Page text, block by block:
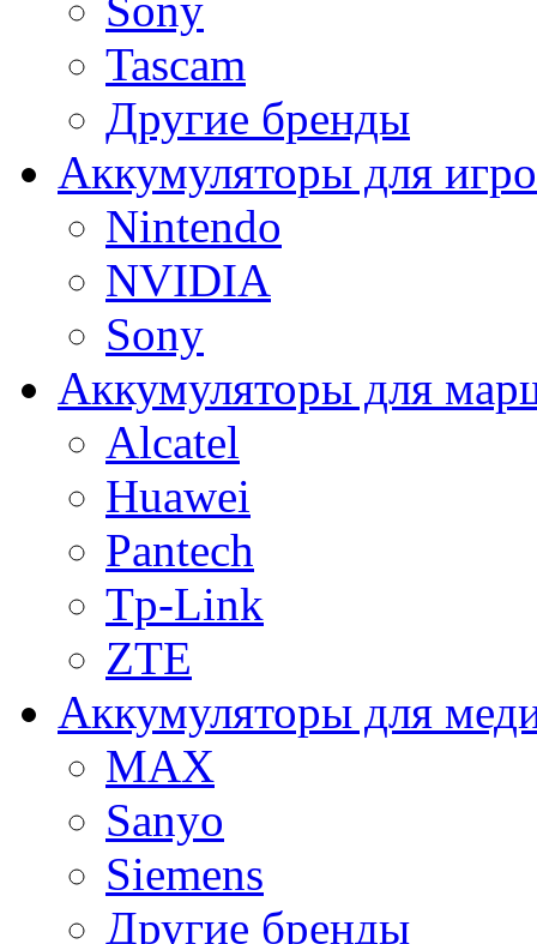
Tascam
Другие бренды
Аккумуляторы для
Nintendo
NVIDIA
Sony
Аккумуляторы для
Alcatel
Huawei
Pantech
Tp-Link
ZTE
Аккумуляторы для
MAX
Sanyo
Siemens
Другие бренды